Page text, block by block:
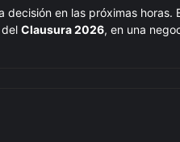
decisión en las próximas horas.
Clausura 2026, en una